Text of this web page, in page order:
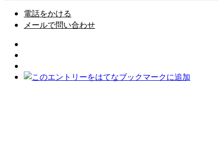
電話をかける
メールで問い合わせ